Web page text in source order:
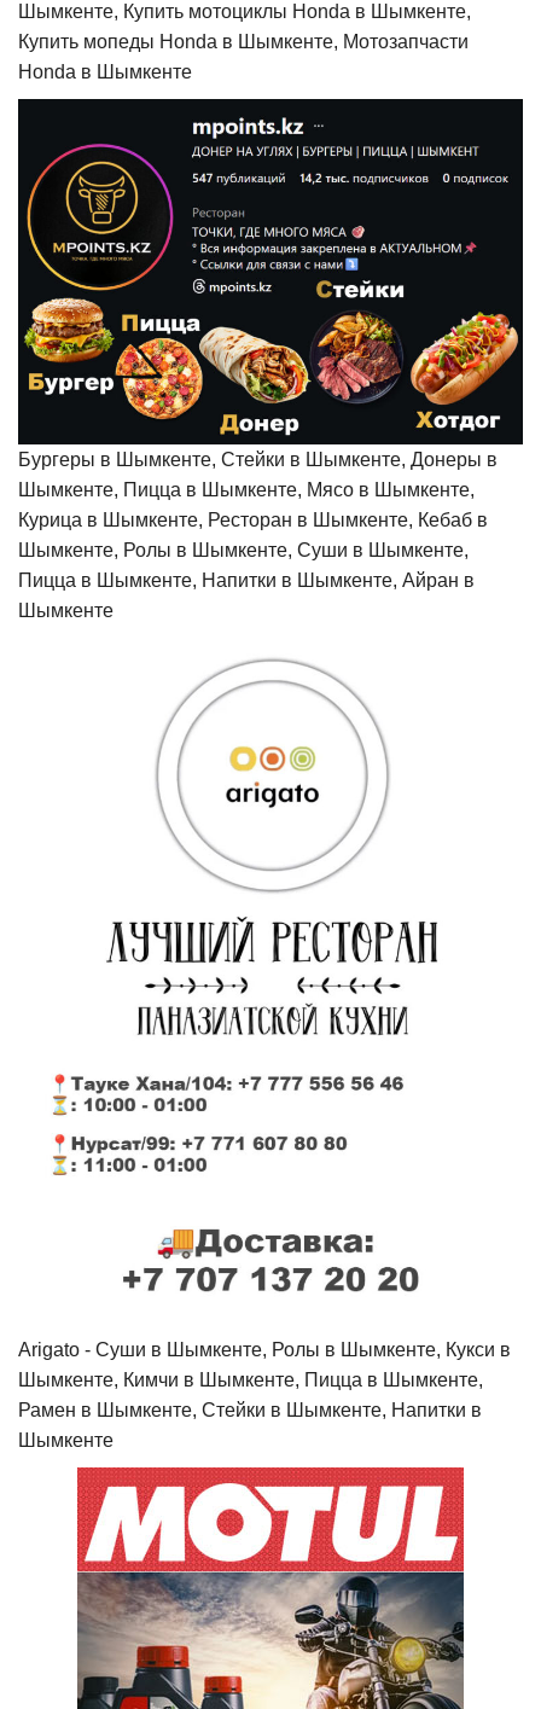
Шымкенте, Купить мотоциклы Honda в Шымкенте,
Купить мопеды Honda в Шымкенте, Мотозапчасти
Honda в Шымкенте
Бургеры в Шымкенте, Стейки в Шымкенте, Донеры в
Шымкенте, Пицца в Шымкенте, Мясо в Шымкенте,
Курица в Шымкенте, Ресторан в Шымкенте, Кебаб в
Шымкенте, Ролы в Шымкенте, Суши в Шымкенте,
Пицца в Шымкенте, Напитки в Шымкенте, Айран в
Шымкенте
Arigato - Cуши в Шымкенте, Ролы в Шымкенте, Кукси в
Шымкенте, Кимчи в Шымкенте, Пицца в Шымкенте,
Рамен в Шымкенте, Стейки в Шымкенте, Напитки в
Шымкенте